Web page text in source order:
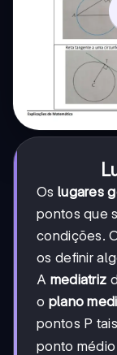
Os lugares
pontos que
condições.
os definir
A mediatriz
o plano
pontos P
ponto